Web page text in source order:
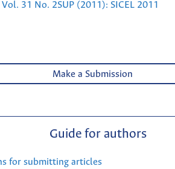
Vol. 31 No. 2SUP (2011): SICEL 2011
Make a Submission
Guide for authors
for submitting articles